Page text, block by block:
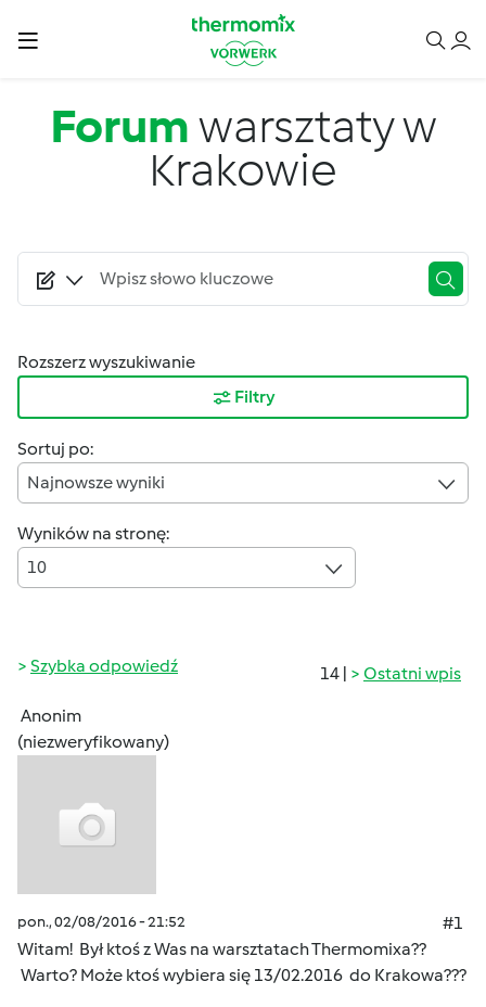
Forumwarsztaty w
Krakowie
Rozszerz wyszukiwanie
Filtry
Sortuj po:
Najnowsze wyniki
Wyników na stronę:
10
14 | Ostatni wpis
Szybka odpowiedź
Anonim
(niezweryfikowany)
pon., 02/08/2016 - 21:52
#1
Witam! Był ktoś z Was na warsztatach Thermomixa??
Warto? Może ktoś wybiera się 13/02.2016 do Krakowa???